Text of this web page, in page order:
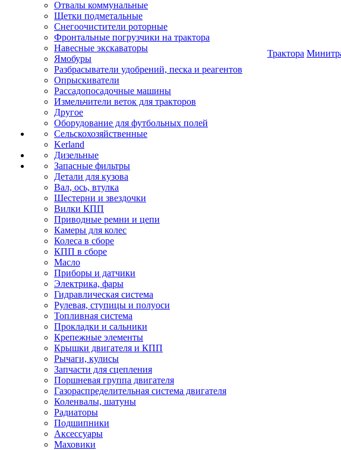
Отвалы коммунальные
Щетки подметальные
Снегоочистители роторные
Фронтальные погрузчики на трактора
Навесные экскаваторы
Ямобуры
Разбрасыватели удобрений, песка и реагентов
Опрыскиватели
Рассадопосадочные машины
Измельчители веток для тракторов
Другое
Оборудование для футбольных полей
Сельскохозяйственные
Kerland
Дизельные
Запасные фильтры
Детали для кузова
Вал, ось, втулка
Шестерни и звездочки
Вилки КПП
Приводные ремни и цепи
Камеры для колес
Колеса в сборе
КПП в сборе
Масло
Приборы и датчики
Электрика, фары
Гидравлическая система
Рулевая, ступицы и полуоси
Топливная система
Прокладки и сальники
Крепежные элементы
Крышки двигателя и КПП
Рычаги, кулисы
Запчасти для сцепления
Поршневая группа двигателя
Газораспределительная система двигателя
Коленвалы, шатуны
Радиаторы
Подшипники
Аксессуары
Маховики
Трактора